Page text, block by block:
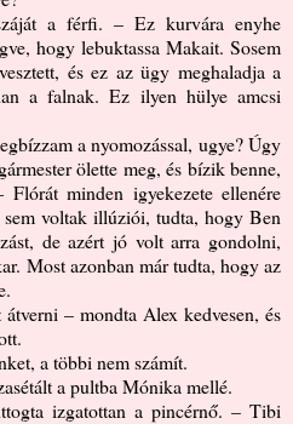
a férfi. – Ez kurvára enyhe
hogy lebuktassa Makait. Sosem
és ez az ügy meghaladja a
a falnak. Ez ilyen hülye amcsi
a nyomozással, ugye? Úgy
ölette meg, és bízik benne,
minden igyekezete ellenére
voltak illúziói, tudta, hogy Ben
de azért jó volt arra gondolni,
Most azonban már tudta, hogy az
– mondta Alex kedvesen, és
a többi nem számít.
a pultba Mónika mellé.
izgatottan a pincérnő. – Tibi